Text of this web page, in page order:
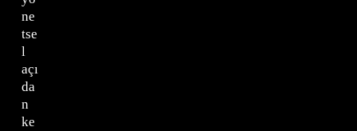
ne
tse
l
açı
da
n
ke